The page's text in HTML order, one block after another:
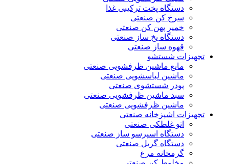
دستگاه پخت ترکیبی غذا
سرخ کن صنعتی
خمیر پهن کن صنعتی
دستگاه یخ ساز صنعتی
قهوه ساز صنعتی
تجهیزات شستشو
مایع ماشین ظرفشویی صنعتی
ماشین لباسشویی صنعتی
پودر شستشوی صنعتی
سبد ماشین ظرفشویی صنعتی
ماشین ظرفشویی صنعتی
تجهیزات اشپزخانه صنعتی
اتو غلطکی صنعتی
دستگاه اسپرسو ساز صنعتی
دستگاه گریل صنعتی
گرمخانه مرغ